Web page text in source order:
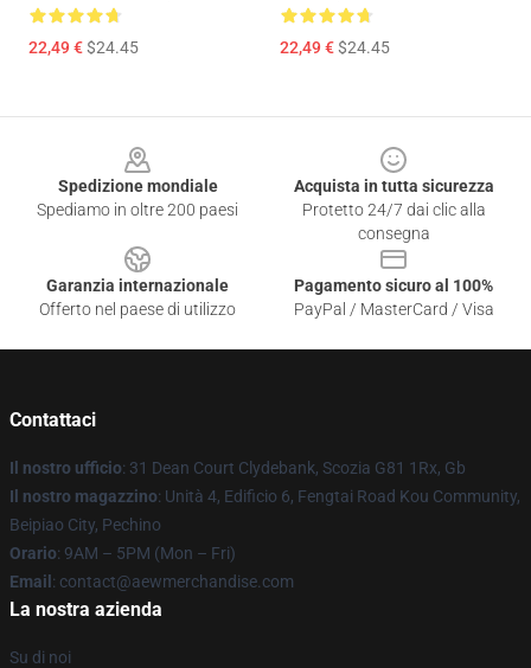
22,49 €$24.45 22,49 €$24.45
Spedizione mondiale
Spediamo in oltre 200 paesi
Acquista in tutta sicurezza
Protetto 24/7 dai clic alla
consegna
Garanzia internazionale
Offerto nel paese di utilizzo
Pagamento sicuro al 100%
PayPal / MasterCard / Visa
Contattaci
Il nostro ufficio: 31 Dean Court Clydebank, Scozia G81 1Rx, Gb
Il nostro magazzino: Unità 4, Edificio 6, Fengtai Road Kou Community,
Beipiao City, Pechino
Orario: 9AM – 5PM (Mon – Fri)
Email : contact@aewmerchandise.com
La nostra azienda
Su di noi